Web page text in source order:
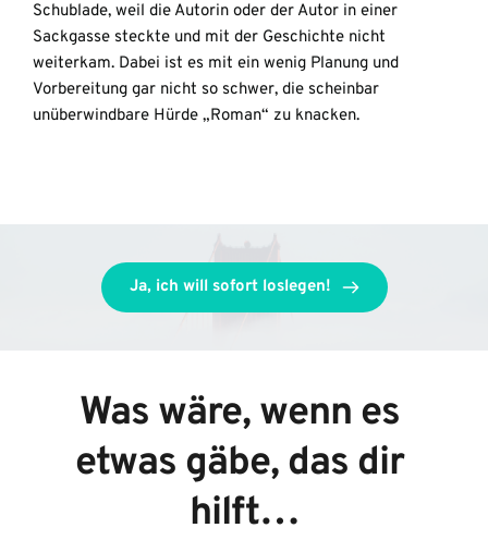
Schublade, weil die Autorin oder der Autor in einer
Sackgasse steckte und mit der Geschichte nicht
weiterkam. Dabei ist es mit ein wenig Planung und
Vorbereitung gar nicht so schwer, die scheinbar
unüberwindbare Hürde „Roman“ zu knacken.
Ja, ich will sofort loslegen!
Was wäre, wenn es
etwas gäbe, das dir
hilft…